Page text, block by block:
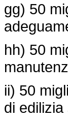
gg) 50
hh) 50
ii) 50
di